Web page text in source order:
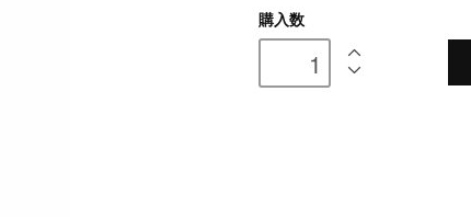
購入数